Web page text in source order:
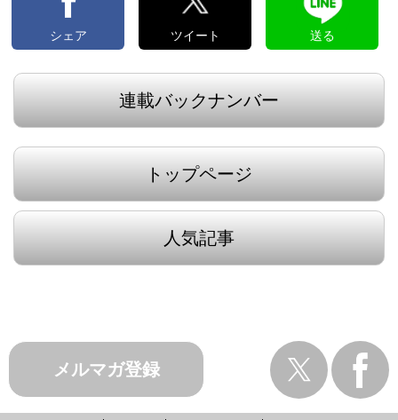
シェア ツイート 送る
連載バックナンバー
トップページ
人気記事
メルマガ登録